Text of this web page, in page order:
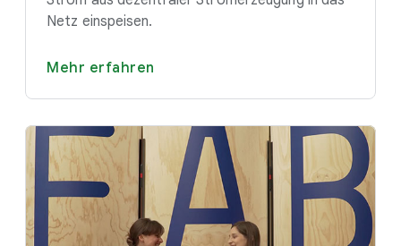
Netz einspeisen.
Mehr erfahren